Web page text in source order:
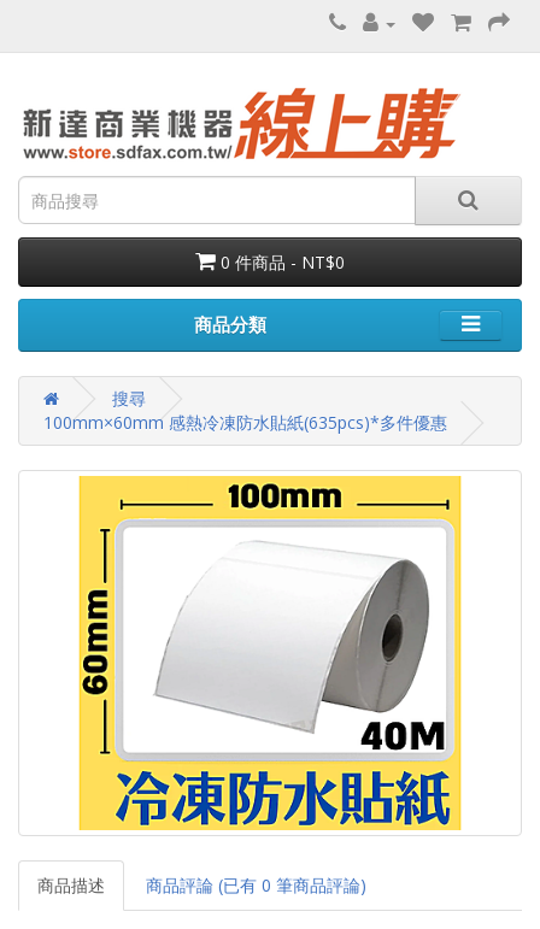
0 件商品 - NT$0
商品分類
搜尋
100mm×60mm 感熱冷凍防水貼紙(635pcs)*多件優惠
商品描述 商品評論 (已有 0 筆商品評論)